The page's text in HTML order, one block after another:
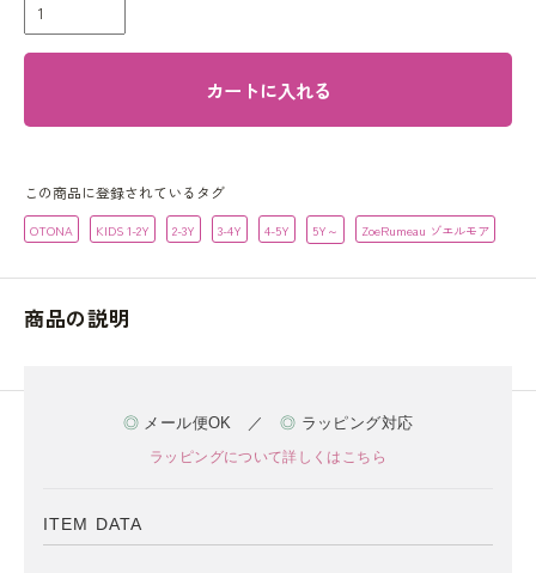
カートに入れる
この商品に登録されているタグ
OTONA KIDS 1-2Y 2-3Y 3-4Y 4-5Y 5Y～ ZoeRumeau ゾエルモア
商品の説明
◎メール便OK ／ ◎ ラッピング対応
ラッピングについて詳しくはこちら
ITEM DATA